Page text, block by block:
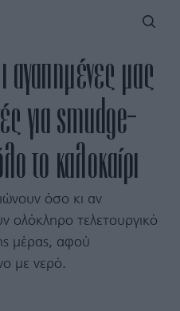
αγαπημένες μας
για smudge-
το καλοκαίρι
όσο κι αν
ολόκληρο τελετουργικό
μέρας, αφού
με νερό.